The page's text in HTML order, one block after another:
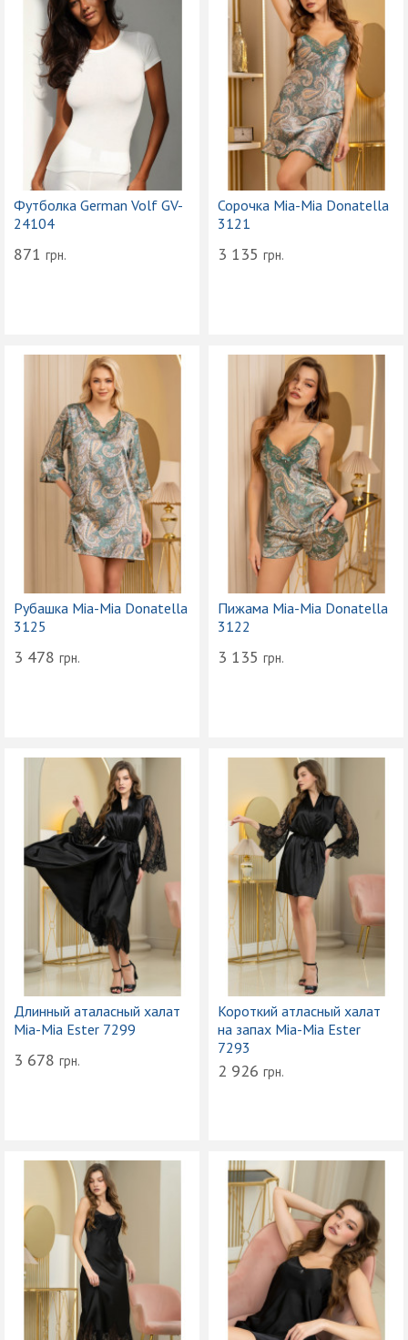
Футболка German Volf GV-
24104
871 грн.
Сорочка Mia-Mia Donatella
3121
3 135 грн.
Рубашка Mia-Mia Donatella
3125
3 478 грн.
Пижама Mia-Mia Donatella
3122
3 135 грн.
Длинный аталасный халат
Mia-Mia Ester 7299
3 678 грн.
Короткий атласный халат
на запах Mia-Mia Ester
7293
2 926 грн.